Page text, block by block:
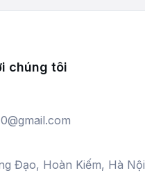
chúng tôi
Đạo, Hoàn Kiếm, Hà Nội